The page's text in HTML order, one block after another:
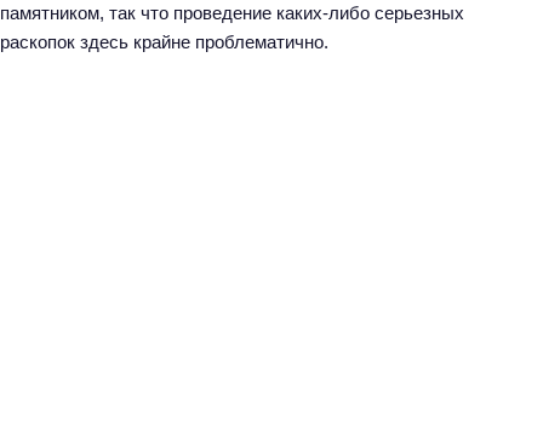
памятником, так что проведение каких-либо серьезных
раскопок здесь крайне проблематично.